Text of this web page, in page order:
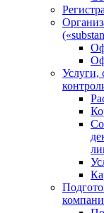
Услуги,